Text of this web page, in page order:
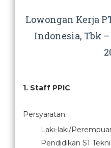
Lowongan Kerja
Indonesia, Tbk
1. Staff PPIC
Persyaratan :
Laki-laki/
Pendidikan S1